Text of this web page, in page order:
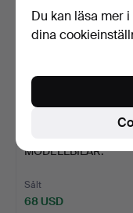
MODELLBILAR.
Sålt
68 USD
Du kan läsa mer
dina